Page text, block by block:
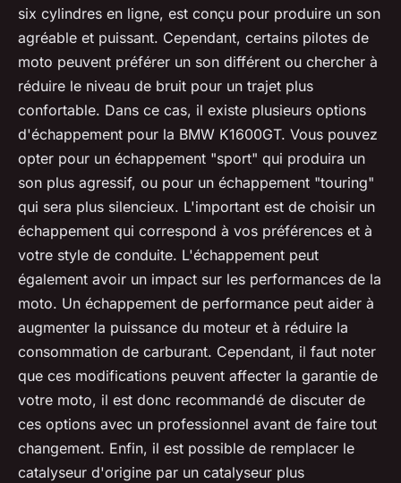
six cylindres en ligne, est conçu pour produire un son
agréable et puissant. Cependant, certains pilotes de
moto peuvent préférer un son différent ou chercher à
réduire le niveau de bruit pour un trajet plus
confortable. Dans ce cas, il existe plusieurs options
d'échappement pour la BMW K1600GT. Vous pouvez
opter pour un échappement "sport" qui produira un
son plus agressif, ou pour un échappement "touring"
qui sera plus silencieux. L'important est de choisir un
échappement qui correspond à vos préférences et à
votre style de conduite. L'échappement peut
également avoir un impact sur les performances de la
moto. Un échappement de performance peut aider à
augmenter la puissance du moteur et à réduire la
consommation de carburant. Cependant, il faut noter
que ces modifications peuvent affecter la garantie de
votre moto, il est donc recommandé de discuter de
ces options avec un professionnel avant de faire tout
changement. Enfin, il est possible de remplacer le
catalyseur d'origine par un catalyseur plus